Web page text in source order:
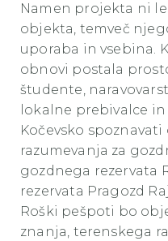
Namen projekta ni
objekta, temveč
uporaba in vsebina.
obnovi postala
študente,
lokalne prebivalce
Kočevsko
razumevanja za
gozdnega rezervata
rezervata Pragozd
Roški pešpoti bo
znanja, terenskega